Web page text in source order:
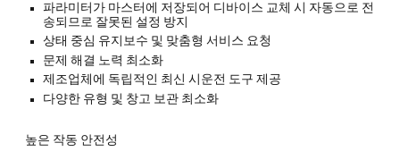
파라미터가 마스터에 저장되어 디바이스 교체 시 자동으로 전
송되므로 잘못된 설정 방지
상태 중심 유지보수 및 맞춤형 서비스 요청
문제 해결 노력 최소화
제조업체에 독립적인 최신 시운전 도구 제공
다양한 유형 및 창고 보관 최소화
높은 작동 안전성